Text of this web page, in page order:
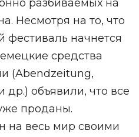
разбиваемых на
Несмотря на то, что
начнется
средства
(Abendzeitung,
объявили, что все
проданы.
на весь мир своими